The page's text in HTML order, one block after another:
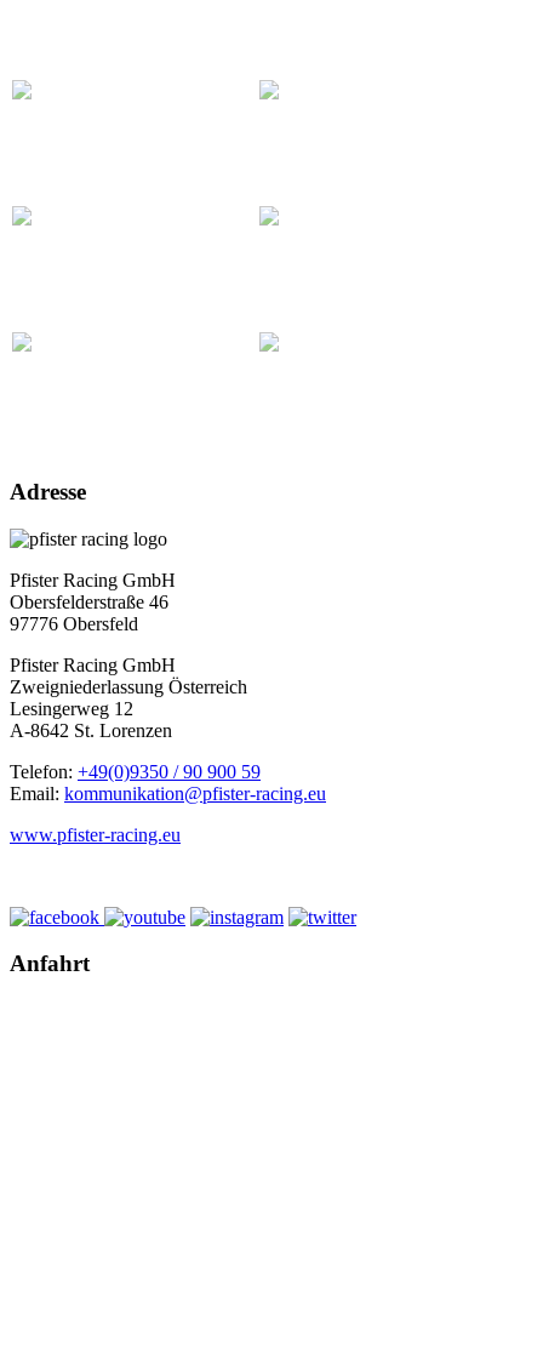
Adresse
Pfister Racing GmbH
Obersfelderstraße 46
97776 Obersfeld
Pfister Racing GmbH
Zweigniederlassung Österreich
Lesingerweg 12
A-8642 St. Lorenzen
Telefon: +49(0)9350 / 90 900 59
Email: kommunikation@pfister-racing.eu
www.pfister-racing.eu
Anfahrt